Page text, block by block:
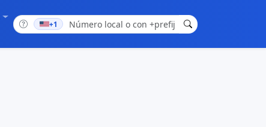
+1